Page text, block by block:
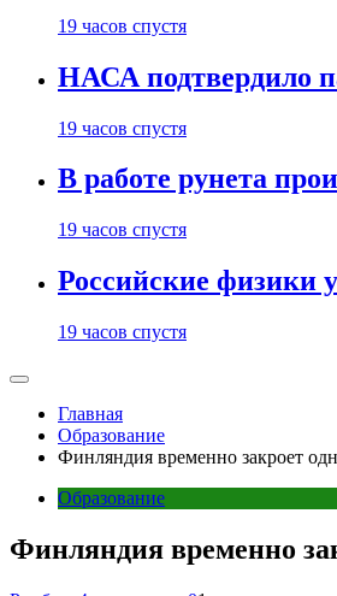
19 часов спустя
НАСА подтвердило
19 часов спустя
В работе рунета
19 часов спустя
Российские физики
19 часов спустя
Главная
Образование
Финляндия временно закроет
Образование
Финляндия временно